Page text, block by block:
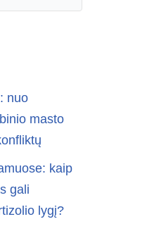
nuo
masto
kaip
gali
lygį?